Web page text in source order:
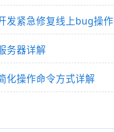
发紧急修复线上bug操
务器详解
化操作命令方式详解